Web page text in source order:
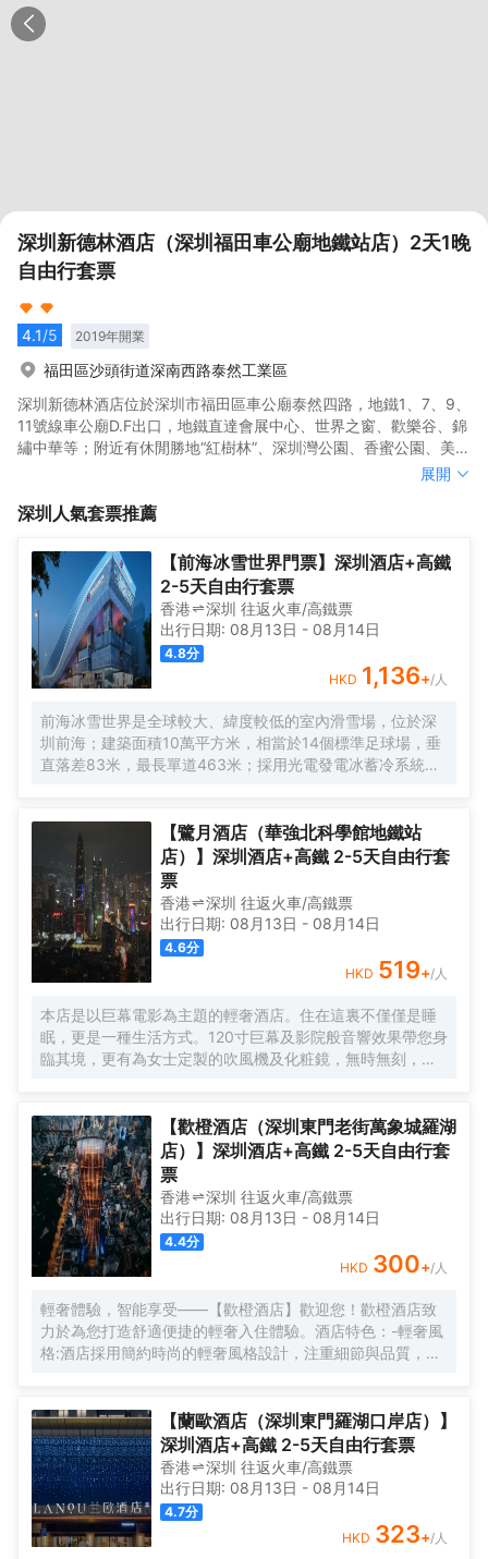
深圳新德林酒店（深圳福田車公廟地鐵站店）2天1晚
自由行套票
4.1/5 2019年開業
福田區沙頭街道深南西路泰然工業區
深圳新德林酒店位於深圳市福田區車公廟泰然四路，地鐵1、7、9、
11號線車公廟D.F出口，地鐵直達會展中心、世界之窗、歡樂谷、錦
繡中華等；附近有休閒勝地“紅樹林”、深圳灣公園、香蜜公園、美食
街——香蜜湖度假村，豐盛町步行商業街、十畝地、KKONE等。
時熱水、空調等設施都有，床上用品每客一換，你可以放心居住。
深圳新德林酒店位於深圳市福田區車公廟泰然四路，地鐵1、7、9、
繡中華等；附近有休閒勝地“紅樹林”、深圳灣公園、香蜜公園、美食
<br>酒店設有各類温馨客房，房間整潔乾淨，衞生舒適，室內24小
時熱水、空調等設施都有，床上用品每客一換，你可以放心居住。
展開
深圳 人氣套票推薦
【前海冰雪世界門票】深圳酒店+高鐵
2-5天自由行套票
香港 深圳 往返火車/高鐵票
出行日期: 08月13日 - 08月14日
4.8分
HKD 1,136+/人
前海冰雪世界是全球較大、緯度較低的室內滑雪場，位於深
圳前海；建築面積10萬平方米，相當於14個標準足球場，垂
直落差83米，最長單道463米‌；採用光電發電冰蓄冷系統，
【鷺月酒店（華強北科學館地鐵站
店）】深圳酒店+高鐵 2-5天自由行套
票
香港 深圳 往返火車/高鐵票
出行日期: 08月13日 - 08月14日
4.6分
HKD 519+/人
本店是以巨幕電影為主題的輕奢酒店。住在這裏不僅僅是睡
眠，更是一種生活方式。120寸巨幕及影院般音響效果帶您身
臨其境，更有為女士定製的吹風機及化粧鏡，無時無刻，呈
【歡橙酒店（深圳東門老街萬象城羅湖
店）】深圳酒店+高鐵 2-5天自由行套
票
香港 深圳 往返火車/高鐵票
出行日期: 08月13日 - 08月14日
4.4分
HKD 300+/人
輕奢體驗，智能享受——【歡橙酒店】歡迎您！歡橙酒店致
力於為您打造舒適便捷的輕奢入住體驗。酒店特色：-輕奢風
格:酒店採用簡約時尚的輕奢風格設計，注重細節與品質，為
技帶來的便捷。-舒適享受:24小時熱水即開即熱，無需等
待，為您洗去一身疲憊。-影音娛樂:部分房間配備高清投影
儀，打造私人影院，享受震撼視聽盛宴。-貼心服務:酒店設有
洗衣房，並提供烘乾服務，解決您的洗衣煩惱，讓旅途更加
輕鬆自在。歡橙酒店是您商務出行、休閒度假的理想之選。
期待您的光臨！温馨提示，圖片僅供參考，無法涵蓋所有房
型，詳細的實物照片請諮詢酒店。
【蘭歐酒店（深圳東門羅湖口岸店）】
深圳酒店+高鐵 2-5天自由行套票
香港 深圳 往返火車/高鐵票
出行日期: 08月13日 - 08月14日
4.7分
HKD 323+/人